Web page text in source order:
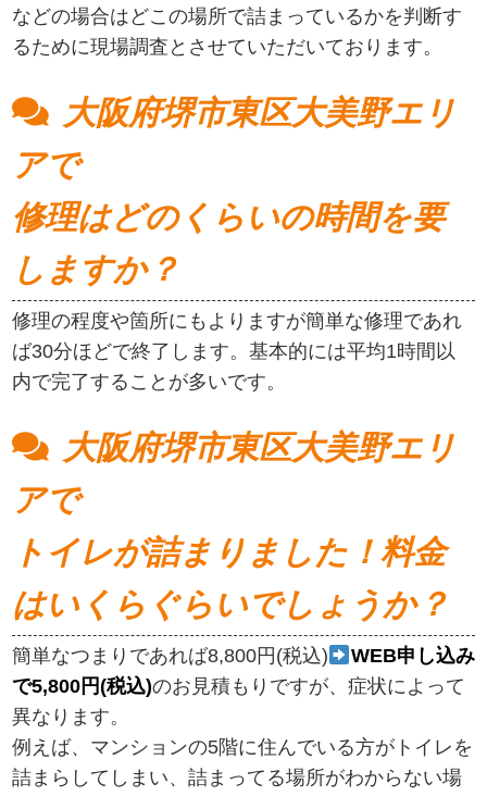
などの場合はどこの場所で詰まっているかを判断す
るために現場調査とさせていただいております。
大阪府堺市東区大美野エリ
アで
修理はどのくらいの時間を要
しますか？
修理の程度や箇所にもよりますが簡単な修理であれ
ば30分ほどで終了します。基本的には平均1時間以
内で完了することが多いです。
大阪府堺市東区大美野エリ
アで
トイレが詰まりました！料金
はいくらぐらいでしょうか？
簡単なつまりであれば8,800円(税込)
WEB申し込み
で5,800円(税込)のお見積もりですが、症状によって
異なります。
例えば、マンションの5階に住んでいる方がトイレを
詰まらしてしまい、詰まってる場所がわからない場